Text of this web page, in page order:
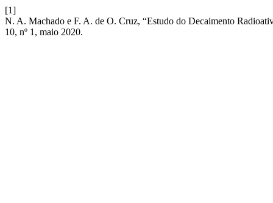
[1]
N. A. Machado e F. A. de O. Cruz, “Estudo do Decaimento
10, nº 1, maio 2020.